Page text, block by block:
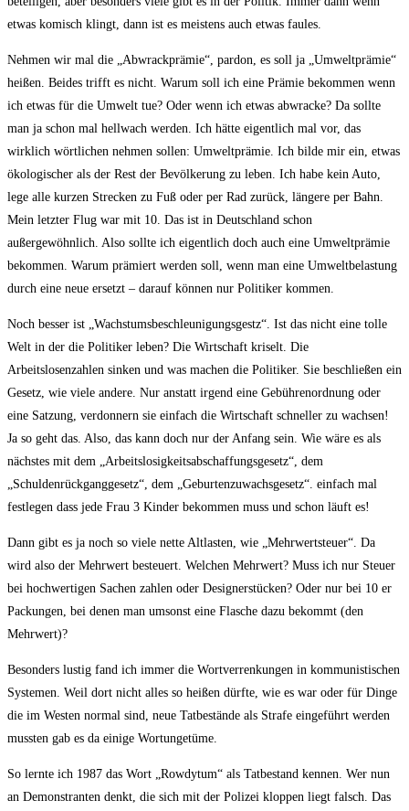
etwas komisch klingt, dann ist es meistens auch etwas faules.
Nehmen wir mal die „Abwrackprämie“, pardon, es soll ja „Umweltprämie“
heißen. Beides trifft es nicht. Warum soll ich eine Prämie bekommen wenn
ich etwas für die Umwelt tue? Oder wenn ich etwas abwracke? Da sollte
man ja schon mal hellwach werden. Ich hätte eigentlich mal vor, das
wirklich wörtlichen nehmen sollen: Umweltprämie. Ich bilde mir ein, etwas
ökologischer als der Rest der Bevölkerung zu leben. Ich habe kein Auto,
lege alle kurzen Strecken zu Fuß oder per Rad zurück, längere per Bahn.
Mein letzter Flug war mit 10. Das ist in Deutschland schon
außergewöhnlich. Also sollte ich eigentlich doch auch eine Umweltprämie
bekommen. Warum prämiert werden soll, wenn man eine Umweltbelastung
durch eine neue ersetzt – darauf können nur Politiker kommen.
Noch besser ist „Wachstumsbeschleunigungsgestz“. Ist das nicht eine tolle
Welt in der die Politiker leben? Die Wirtschaft kriselt. Die
Arbeitslosenzahlen sinken und was machen die Politiker. Sie beschließen ein
Gesetz, wie viele andere. Nur anstatt irgend eine Gebührenordnung oder
eine Satzung, verdonnern sie einfach die Wirtschaft schneller zu wachsen!
Ja so geht das. Also, das kann doch nur der Anfang sein. Wie wäre es als
nächstes mit dem „Arbeitslosigkeitsabschaffungsgesetz“, dem
„Schuldenrückganggesetz“, dem „Geburtenzuwachsgesetz“. einfach mal
festlegen dass jede Frau 3 Kinder bekommen muss und schon läuft es!
Dann gibt es ja noch so viele nette Altlasten, wie „Mehrwertsteuer“. Da
wird also der Mehrwert besteuert. Welchen Mehrwert? Muss ich nur Steuer
bei hochwertigen Sachen zahlen oder Designerstücken? Oder nur bei 10 er
Packungen, bei denen man umsonst eine Flasche dazu bekommt (den
Mehrwert)?
Besonders lustig fand ich immer die Wortverrenkungen in kommunistischen
Systemen. Weil dort nicht alles so heißen dürfte, wie es war oder für Dinge
die im Westen normal sind, neue Tatbestände als Strafe eingeführt werden
mussten gab es da einige Wortungetüme.
So lernte ich 1987 das Wort „Rowdytum“ als Tatbestand kennen. Wer nun
an Demonstranten denkt, die sich mit der Polizei kloppen liegt falsch. Das